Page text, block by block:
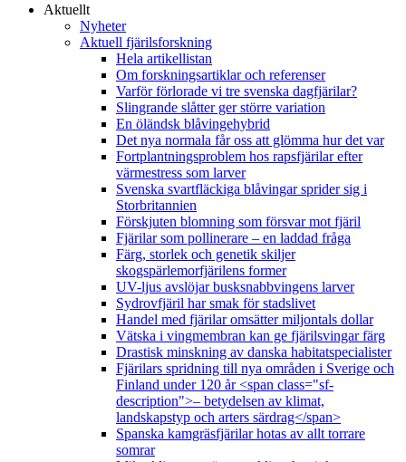
Aktuellt
Nyheter
Aktuell fjärilsforskning
Hela artikellistan
Om forskningsartiklar och referenser
Varför förlorade vi tre svenska dagfjärilar?
Slingrande slåtter ger större variation
En öländsk blåvingehybrid
Det nya normala får oss att glömma hur det var
Fortplantningsproblem hos rapsfjärilar efter
värmestress som larver
Svenska svartfläckiga blåvingar sprider sig i
Storbritannien
Förskjuten blomning som försvar mot fjäril
Fjärilar som pollinerare – en laddad fråga
Färg, storlek och genetik skiljer
skogspärlemorfjärilens former
UV-ljus avslöjar busksnabbvingens larver
Sydrovfjäril har smak för stadslivet
Handel med fjärilar omsätter miljontals dollar
Vätska i vingmembran kan ge fjärilsvingar färg
Drastisk minskning av danska habitatspecialister
Fjärilars spridning till nya områden i Sverige och
Finland under 120 år <span class="sf-
description">– betydelsen av klimat,
landskapstyp och arters särdrag</span>
Spanska kamgräsfjärilar hotas av allt torrare
somrar